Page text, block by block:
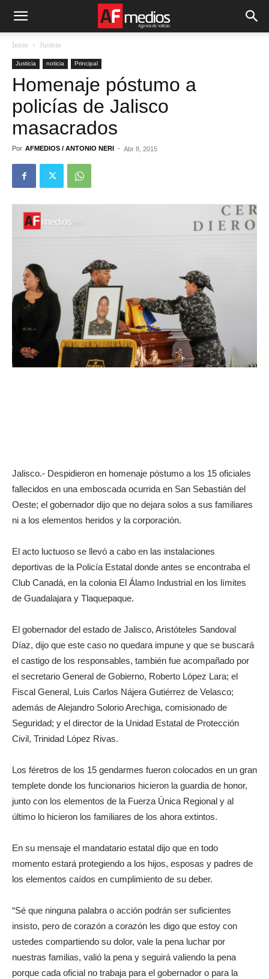
Inicio Justicia
Justicia noticia Principal
Homenaje póstumo a
policías de Jalisco
masacrados
Por AFMEDIOS / ANTONIO NERI - Abr 8, 2015
Jalisco.- Despidieron en homenaje póstumo a los 15 oficiales
fallecidos en una emboscada ocurrida en San Sebastián del
Oeste; el gobernador dijo que no dejara solos a sus familiares
ni a los elementos heridos y la corporación.
El acto luctuoso se llevó a cabo en las instalaciones
deportivas de la Policía Estatal donde antes se encontraba el
Club Canadá, en la colonia El Álamo Industrial en los límites
de Guadalajara y Tlaquepaque.
El gobernador del estado de Jalisco, Aristóteles Sandoval
Díaz, dijo que este caso no quedara impune y que se buscará
el castigo de los responsables, también fue acompañado por
el secretario General de Gobierno, Roberto López Lara; el
Fiscal General, Luis Carlos Nájera Gutiérrez de Velasco;
además de Alejandro Solorio Arechiga, comisionado de
Seguridad; y el director de la Unidad Estatal de Protección
Civil, Trinidad López Rivas.
Los féretros de los 15 gendarmes fueron colocados en un gran
templete donde los funcionarios hicieron la guardia de honor,
junto con los elementos de la Fuerza Única Regional y al
último lo hicieron los familiares de los ahora extintos.
En su mensaje el mandatario estatal dijo que en todo
momento estará protegiendo a los hijos, esposas y padres de
los elementos caídos en cumplimiento de su deber.
“Sé que ninguna palabra o acción podrán ser suficientes
insisto, pero de corazón a corazón les digo que estoy con
ustedes compartiendo su dolor, vale la pena luchar por
nuestras familias, valió la pena y seguirá valiendo la pena
porque cada oficial no trabaja para el gobernador o para la